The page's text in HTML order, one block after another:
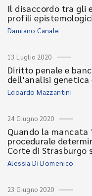
Il disaccordo tra gli
profili
Damiano Canale
13 Luglio 2020
Diritto penale e
dell'analisi genetica
Edoardo Mazzantini
24 Giugno 2020
Quando la mancata
procedurale
Corte di Strasburgo
Alessia Di Domenico
23 Giugno 2020